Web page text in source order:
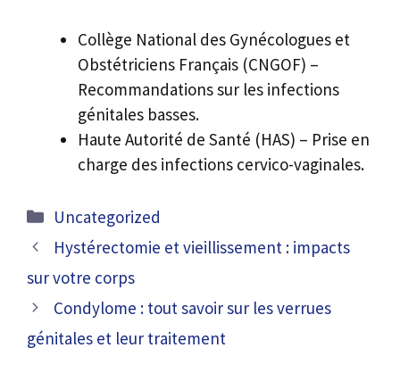
Collège National des Gynécologues et
Obstétriciens Français (CNGOF) –
Recommandations sur les infections
génitales basses.
Haute Autorité de Santé (HAS) – Prise en
charge des infections cervico-vaginales.
Catégories
Uncategorized
Hystérectomie et vieillissement : impacts
sur votre corps
Condylome : tout savoir sur les verrues
génitales et leur traitement